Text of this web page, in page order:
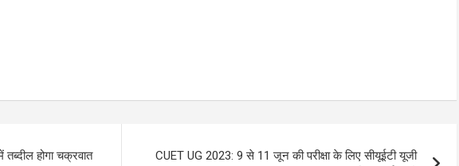
होगा चक्रवात
CUET UG 2023: 9 से 11 जून की परीक्षा के लिए सीयूईटी यूजी